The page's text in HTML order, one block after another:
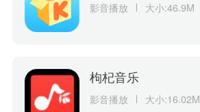
影音播放 大小:46.9M
枸杞音乐
影音播放 大小:16.02M